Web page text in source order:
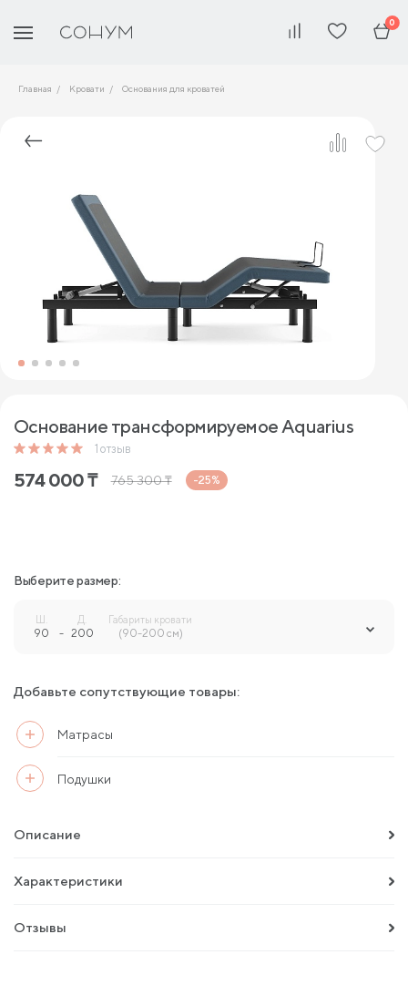
0
Главная Кровати Основания для кроватей
Основание трансформируемое Aquarius
1 отзыв
574 000₸ 765 300₸ -25%
Выберите размер:
Ш.
90 -
Д.
200
Габариты кровати
(90-200 см)
Добавьте сопутствующие товары:
Матрасы
Подушки
Описание
Характеристики
Отзывы